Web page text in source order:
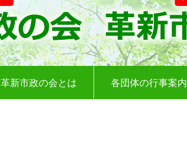
革新市政の会とは 各団体の行事案内